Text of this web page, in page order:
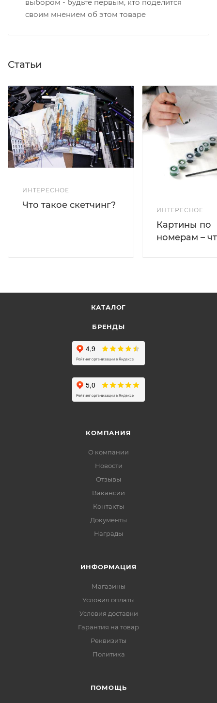
выбором - будьте первым, кто поделится
своим мнением об этом товаре
Статьи
ИНТЕРЕСНОЕ
Что такое скетчинг?
ИНТЕРЕСНОЕ
Картины по
номерам –
КАТАЛОГ
БРЕНДЫ
КОМПАНИЯ
О компании
Новости
Отзывы
Вакансии
Контакты
Документы
Награды
ИНФОРМАЦИЯ
Магазины
Условия оплаты
Условия доставки
Гарантия на товар
Реквизиты
Политика
ПОМОЩЬ